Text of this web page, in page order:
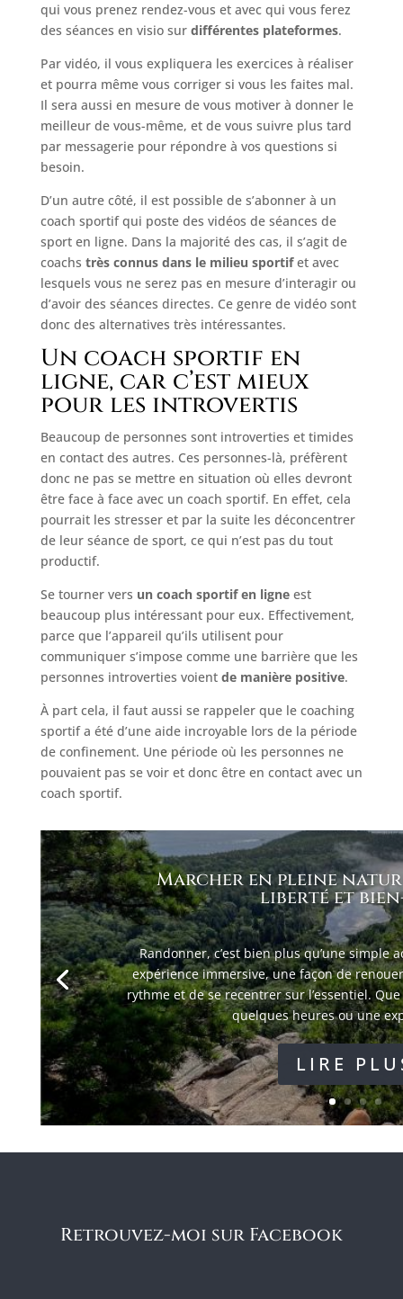
qui vous prenez rendez-vous et avec qui vous ferez
des séances en visio sur différentes plateformes.
Par vidéo, il vous expliquera les exercices à réaliser
et pourra même vous corriger si vous les faites mal.
Il sera aussi en mesure de vous motiver à donner le
meilleur de vous-même, et de vous suivre plus tard
par messagerie pour répondre à vos questions si
besoin.
D’un autre côté, il est possible de s’abonner à un
coach sportif qui poste des vidéos de séances de
sport en ligne. Dans la majorité des cas, il s’agit de
coachs très connus dans le milieu sportifet avec
lesquels vous ne serez pas en mesure d’interagir ou
d’avoir des séances directes. Ce genre de vidéo sont
donc des alternatives très intéressantes.
Un coach sportif en
ligne, car c’est mieux
pour les introvertis
Beaucoup de personnes sont introverties et timides
en contact des autres. Ces personnes-là, préfèrent
donc ne pas se mettre en situation où elles devront
être face à face avec un coach sportif. En effet, cela
pourrait les stresser et par la suite les déconcentrer
de leur séance de sport, ce qui n’est pas du tout
productif.
Se tourner vers un coach sportif en ligneest
beaucoup plus intéressant pour eux. Effectivement,
parce que l’appareil qu’ils utilisent pour
communiquer s’impose comme une barrière que les
personnes introverties voient de manière positive.
À part cela, il faut aussi se rappeler que le coaching
sportif a été d’une aide incroyable lors de la période
de confinement. Une période où les personnes ne
pouvaient pas se voir et donc être en contact avec un
coach sportif.
Marcher en pleine
liberté et
Randonner, c’est bien plus qu’une simple
expérience immersive, une façon de
rythme et de se recentrer sur l’essentiel.
quelques heures ou une
LIRE
Retrouvez-moi sur Facebook